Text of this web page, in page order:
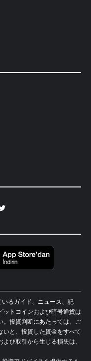
るガイド、ニュース、記
ットコインおよび暗号通貨は
。投資判断にあたっては、ご
いと、投資した資金をすべて
び取引から生じる損失は、